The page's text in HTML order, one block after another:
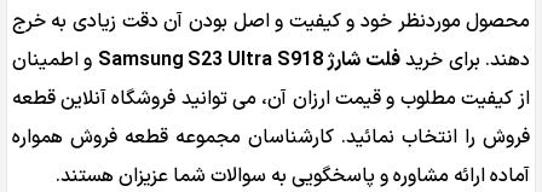
محصول موردنظر خود و کیفیت و اصل بودن آن دقت زیادی به خرج
دهند. برای خریدفلت شارژ Samsung S23 Ultra S918
و اطمینان
از کیفیت مطلوب و قیمت ارزان آن، می توانید فروشگاه آنلاین قطعه
فروش را انتخاب نمائید. کارشناسان مجموعه قطعه فروش همواره
آماده ارائه مشاوره و پاسخگویی به سوالات شما عزیزان هستند.